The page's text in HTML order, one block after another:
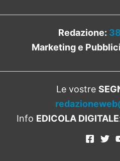
Redazione:
Marketing e
Le vostre
Info EDICOLA DIGITALE